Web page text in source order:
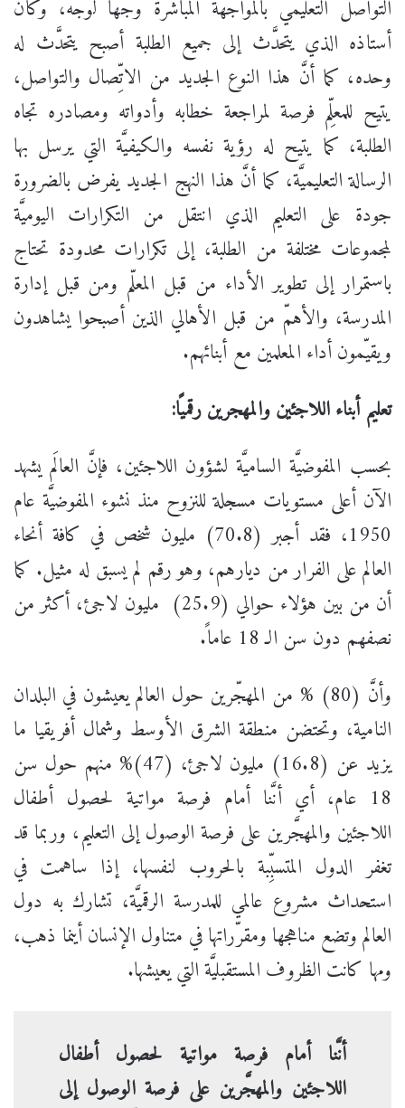
التواصل التعليمي بالمواجهة المباشرة وجها لوجه، وكأنَّ
أستاذه الذي يتحدَّث إلى جميع الطلبة أصبح يتحدَّث له
وحده، كما أنَّ هذا النوع الجديد من الاتِّصال والتواصل،
يتيح للمعلِّم فرصة لمراجعة خطابه وأدواته ومصادره تجاه
الطلبة، كما يتيح له رؤية نفسه والكيفيَّة التي يرسل بها
الرسالة التعليميَّة، كما أنَّ هذا النهج الجديد يفرض بالضرورة
جودة على التعليم الذي انتقل من التكرارات اليوميَّة
لمجموعات مختلفة من الطلبة، إلى تكرارات محدودة تحتاج
باستمرار إلى تطوير الأداء من قبل المعلّم ومن قبل إدارة
المدرسة، والأهمّ من قبل الأهالي الذين أصبحوا يشاهدون
ويقيّمون أداء المعلمين مع أبنائهم.
تعليم أبناء اللاجئين والمهجرين رقميًا:
بحسب المفوضيَّة الساميَّة لشؤون اللاجئين، فإنَّ العالَم يشهد
الآن أعلى مستويات مسجلة للنزوح منذ نشوء المفوضيَّة عام
1950، فقد أجبر (70.8) مليون شخص في كافة أنحاء
العالم على الفرار من ديارهم، وهو رقم لم يسبق له مثيل. كما
أن من بين هؤلاء حوالي (25.9) ​ مليون لاجئ، أكثر من
نصفهم دون سن الـ 18 عاماً.
وأنَّ (80) % من المهجّرين حول العالم يعيشون في البلدان
النامية، وتحتضن منطقة الشرق الأوسط وشمال أفريقيا ما
يزيد عن (16.8) مليون لاجئ، (47)% منهم حول سن
18 عام، أي أنَّنا أمام فرصة مواتية لحصول أطفال
اللاجئين والمهجَّرين على فرصة الوصول إلى التعليم، وربما قد
تغفر الدول المتسبِّبة بالحروب لنفسها، إذا ساهمت في
استحداث مشروع عالمي للمدرسة الرقميَّة، تشارك به دول
العالم وتضع مناهجها ومقرّراتها في متناول الإنسان أينما ذهب،
ومها كانت الظروف المستقبليَّة التي يعيشها.
أنَّنا أمام فرصة مواتية لحصول أطفال
اللاجئين والمهجَّرين على فرصة الوصول إلى